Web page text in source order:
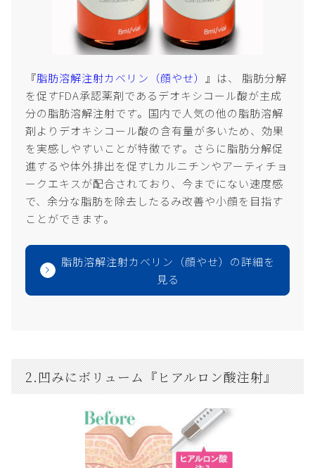
『脂肪溶解注射カベリン（顔やせ）
』は、 脂肪分解
を促すFDA承認薬剤であるデオキシコール酸が主成
分の脂肪溶解注射です。国内で人気の他の脂肪溶解
剤よりデオキシコール酸の含有量が多いため、効果
を実感しやすいことが特徴です。さらに脂肪分解促
進するや体外排出を促すLカルニチンやアーティチョ
ークエキスが配合されており、今までにない速度感
で、余分な脂肪を除去したるみ改善や小顔を目指す
ことができます。
脂肪溶解注射カベリン（顔やせ）の詳細を
見る
2.凹みにボリューム『ヒアルロン酸注射』